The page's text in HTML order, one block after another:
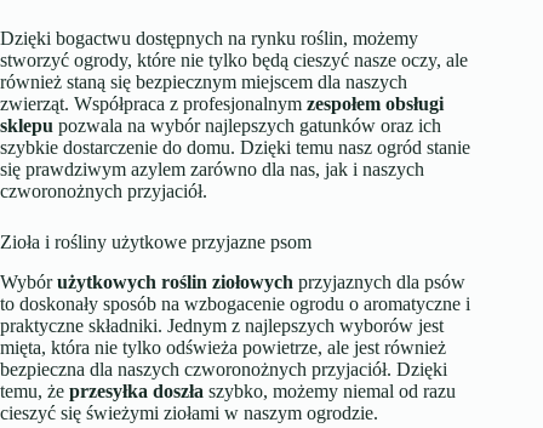
Dzięki bogactwu dostępnych na rynku roślin, możemy
stworzyć ogrody, które nie tylko będą cieszyć nasze oczy, ale
również staną się bezpiecznym miejscem dla naszych
zwierząt. Współpraca z profesjonalnym zespołem obsługi
sklepu pozwala na wybór najlepszych gatunków oraz ich
szybkie dostarczenie do domu. Dzięki temu nasz ogród stanie
się prawdziwym azylem zarówno dla nas, jak i naszych
czworonożnych przyjaciół.
Zioła i rośliny użytkowe przyjazne psom
Wybórużytkowych roślin ziołowych przyjaznych dla psów
to doskonały sposób na wzbogacenie ogrodu o aromatyczne i
praktyczne składniki. Jednym z najlepszych wyborów jest
mięta, która nie tylko odświeża powietrze, ale jest również
bezpieczna dla naszych czworonożnych przyjaciół. Dzięki
temu, że przesyłka doszła szybko, możemy niemal od razu
cieszyć się świeżymi ziołami w naszym ogrodzie.